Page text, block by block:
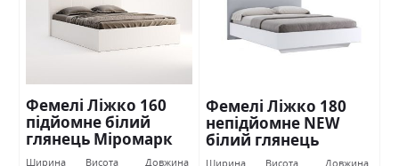
Фемелі Ліжко 160
підйомне білий
глянець Міромарк
Ширина Висота Довжина
Фемелі Ліжко 180
непідйомне NEW
білий глянець
Міромарк
Ширина Висота Довжина